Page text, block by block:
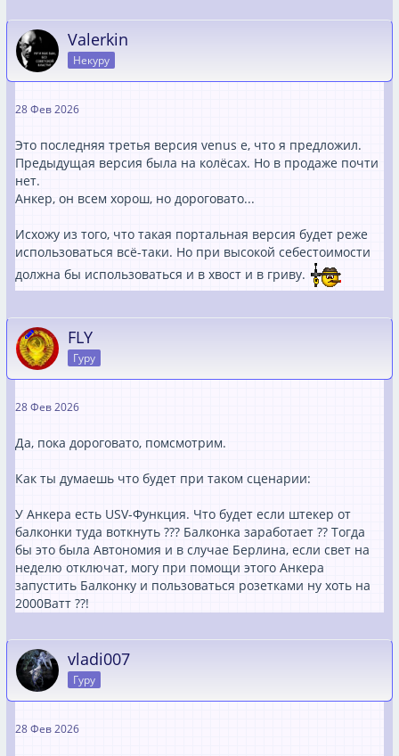
Valerkin
Некуру
28 Фев 2026
Это последняя третья версия venus e, что я предложил.
Предыдущая версия была на колёсах. Но в продаже почти
нет.
Анкер, он всем хорош, но дороговато...
Исхожу из того, что такая портальная версия будет реже
использоваться всё-таки. Но при высокой себестоимости
должна бы использоваться и в хвост и в гриву.
FLY
Гуру
28 Фев 2026
Да, пока дороговато, помсмотрим.
Как ты думаешь что будет при таком сценарии:
У Анкера есть USV-Функция. Что будет если штекер от
балконки туда воткнуть ??? Балконка заработает ?? Тогда
бы это была Автономия и в случае Берлина, если свет на
неделю отключат, могу при помощи этого Анкера
запустить Балконку и пользоваться розетками ну хоть на
2000Ватт ??!
vladi007
Гуру
28 Фев 2026